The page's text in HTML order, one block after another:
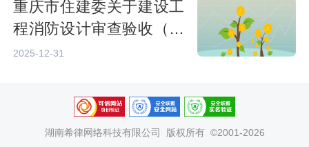
重庆市住建委关于建设工
程消防设计审查验收（备
案）实行电子证照的通知
2025-12-31
湖南希律网络科技有限公司 版权所有 ©2001-2026